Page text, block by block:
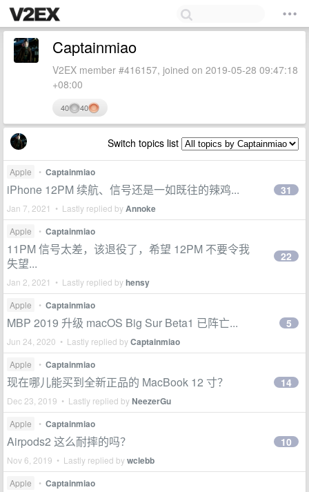
Captainmiao
V2EX member #416157, joined on 2019-05-28 09:47:18
+08:00
40 40
Switch topics list
Apple • Captainmiao
iPhone 12PM 续航、信号还是一如既往的辣鸡...
Jan 7, 2021 • Lastly replied byAnnoke
31
Apple • Captainmiao
11PM 信号太差，该退役了，希望 12PM 不要令我
失望...
Jan 2, 2021 • Lastly replied byhensy
22
Apple • Captainmiao
MBP 2019 升级 macOS Big Sur Beta1 已阵亡...
Jun 24, 2020 • Lastly replied byCaptainmiao
5
Apple • Captainmiao
现在哪儿能买到全新正品的 MacBook 12 寸？
Dec 23, 2019 • Lastly replied byNeezerGu
14
Apple • Captainmiao
Airpods2 这么耐摔的吗？
Nov 6, 2019 • Lastly replied bywclebb
10
Apple • Captainmiao